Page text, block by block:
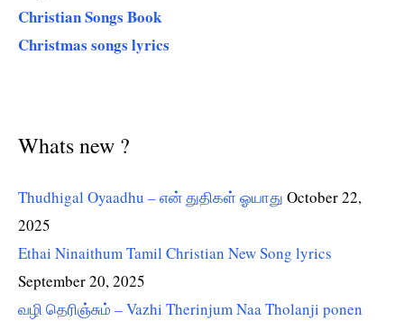
Christian Songs Book
Christmas songs lyrics
Whats new ?
Thudhigal Oyaadhu – என் துதிகள் ஓயாது October 22,
2025
Ethai Ninaithum Tamil Christian New Song lyrics
September 20, 2025
வழி தெரிஞ்சும் – Vazhi Therinjum Naa Tholanji ponen